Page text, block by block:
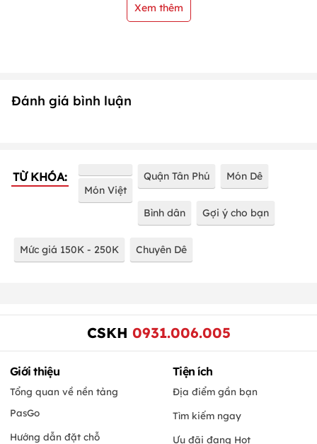
Xem thêm
Đánh giá bình luận
TỪ KHÓA:
Món Việt
Quận Tân Phú Món Dê
Bình dân Gợi ý cho bạn
Mức giá 150K - 250K Chuyên Dê
CSKH 0931.006.005
Giới thiệu
Tổng quan về nền tảng
PasGo
Hướng dẫn đặt chỗ
Tiện ích
Địa điểm gần bạn
Tìm kiếm ngay
Ưu đãi đang Hot